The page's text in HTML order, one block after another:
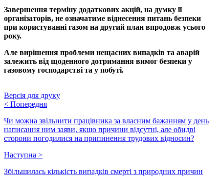
Завершення терміну додаткових акцій, на думку її
організаторів, не означатиме віднесення питань безпеки
при користуванні газом на другий план впродовж усього
року.
Але вирішення проблеми нещасних випадків та аварій
залежить від щоденного дотримання вимог безпеки у
газовому господарстві та у побуті.
Версія для друку
< Попередня
Чи можна звільнити працівника за власним бажанням у день
написання ним заяви, якщо причини відсутні, але обидві
сторони погодилися на припинення трудових відносин?
Наступна >
Збільшилась кількість випадків смерті з природних причин